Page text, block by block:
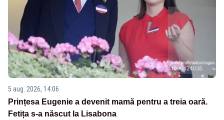
5 aug. 2026, 14:06
Prințesa Eugenie a devenit mamă pentru a treia oară.
Fetița s-a născut la Lisabona